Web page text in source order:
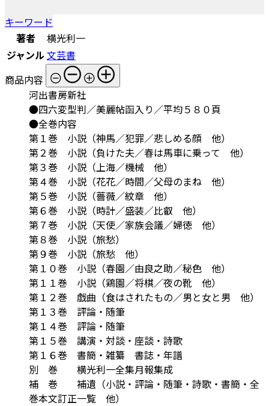
キーワード
著者
横光利一
ジャンル文芸書
商品内容
河出書房新社
●四六変型判／美麗帖函入り／平均５８０頁
●全巻内容
第１巻 小説（神馬／犯罪／悲しめる顔 他）
第２巻 小説（負けた夫／春は馬車に乗って 他）
第３巻 小説（上海／機械 他）
第４巻 小説（花花／時間／父母のまね 他）
第５巻 小説（薔薇／紋章 他）
第６巻 小説（時計／盛装／比叡 他）
第７巻 小説（天使／家族会議／婦徳 他）
第８巻 小説（旅愁）
第９巻 小説（旅愁 他）
第１０巻 小説（春園／由良之助／秘色 他）
第１１巻 小説（鶏園／将棋／夜の靴 他）
第１２巻 戯曲（食はされたもの／男と女と男 他）
第１３巻 評論・随筆
第１４巻 評論・随筆
第１５巻 講演・対談・座談・詩歌
第１６巻 書簡・雑纂 書誌・年譜
別 巻 横光利一全集月報集成
補 巻 補遺（小説・評論・随筆・詩歌・書簡・全
巻本文訂正一覧 他）